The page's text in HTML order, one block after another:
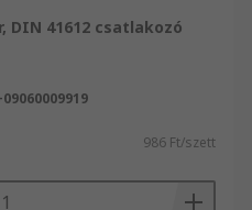
DIN 41612 csatlakozó
986 Ft/szett